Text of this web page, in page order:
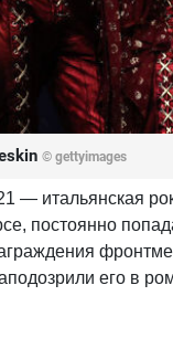
© gettyimages
— итальянская
постоянно
его в